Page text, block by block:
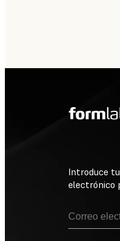
Introduce
electrónico